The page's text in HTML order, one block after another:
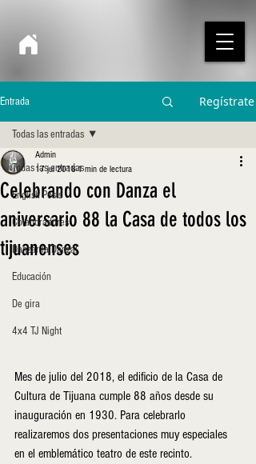
Entrada Regístrate
Todas las entradas
English Posts
Colaboradores
Danzar la Danza!
Educación
De gira
4x4 TJ Night
Todas las entradas
Celebrando con Danza el
aniversario 88 la Casa de todos los
tijuanenses
Admin
17 jul 20181 min de lectura
Mes de julio del 2018, el edificio de la Casa de
Cultura de Tijuana cumple 88 años desde su
inauguración en 1930. Para celebrarlo
realizaremos dos presentaciones muy especiales
en el emblemático teatro de este recinto.